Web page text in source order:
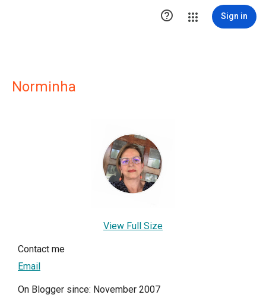
 Sign in
Norminha
View Full Size
Contact me
Email
On Blogger since: November 2007